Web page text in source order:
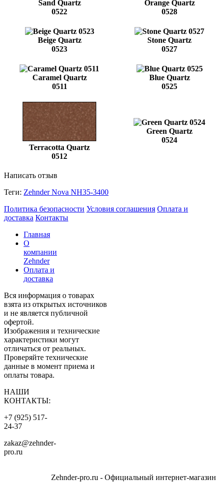
Sand Quartz
0522
Orange Quartz
0528
Beige Quartz
0523
Stone Quartz
0527
Caramel Quartz
0511
Blue Quartz
0525
Terracotta Quartz
0512
Green Quartz
0524
Написать отзыв
Теги: Zehnder Nova NH35-3400
Политика безопасности Условия соглашения Оплата и
доставка Контакты
Главная
О
компании
Zehnder
Оплата и
доставка
Вся информация о товарах
взята из открытых источников
и не является публичной
офертой.
Изображения и технические
характеристики могут
отличаться от реальных.
Проверяйте технические
данные в момент приема и
оплаты товара.
НАШИ
КОНТАКТЫ:
+7 (925) 517-
24-37
zakaz@zehnder-
pro.ru
Zehnder-pro.ru - Официальный интернет-магазин